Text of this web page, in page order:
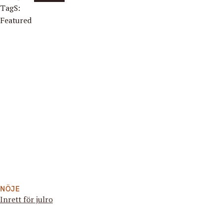
TagS:
Featured
NÖJE
Inrett för julro